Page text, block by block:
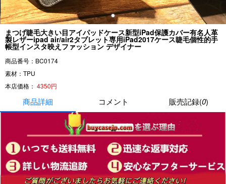
まつげ睫毛大きい目アイパッドケース新型iPad保護カバー有名人革
製レザーipad air/air2タブレット専用iPad2017ケース睫毛個性的手
帳型インスタ映えファッション デザイナー
商品番号：BC0174
素材：TPU
本店価格： 4350円
商品詳細 コメント 販売記録(0)